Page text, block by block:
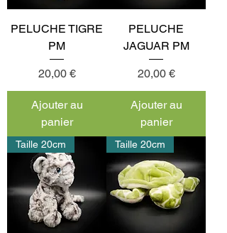
PELUCHE TIGRE
PM
Prix
20,00 €
Ajouter au
panier
PELUCHE
JAGUAR PM
Prix
20,00 €
Ajouter au
panier
Taille 20cm Taille 20cm